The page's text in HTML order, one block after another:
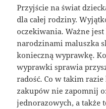
Przyjście na świat
dla całej rodziny.
oczekiwania. Ważne
narodzinami maluszka
konieczną wyprawkę.
wyprawki sprawia
radość. Co w takim razie
zakupów nie zapomnij
jednorazowych, a także